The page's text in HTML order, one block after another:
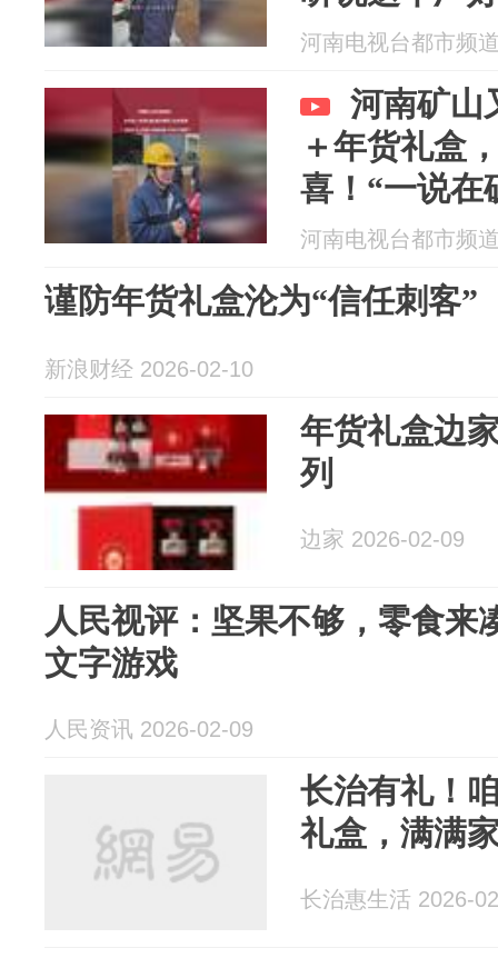
确实好
河南电视台都市频
河南矿山
＋年货礼盒
喜！“一说在
羡慕 今年终
河南电视台都市频
谨防年货礼盒沦为“信任刺客”
新浪财经 2026-02-10
年货礼盒边
列
边家 2026-02-09
人民视评：坚果不够，零食来
文字游戏
人民资讯 2026-02-09
长治有礼！
礼盒，满满
长治惠生活 2026-